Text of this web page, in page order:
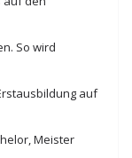
So wird
auf
Meister